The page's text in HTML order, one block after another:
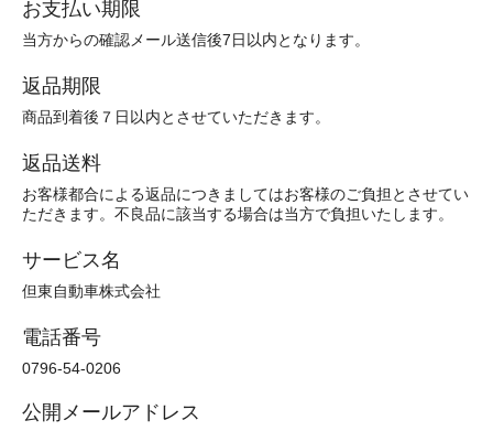
お支払い期限
当方からの確認メール送信後7日以内となります。
返品期限
商品到着後７日以内とさせていただきます。
返品送料
お客様都合による返品につきましてはお客様のご負担とさせてい
ただきます。不良品に該当する場合は当方で負担いたします。
サービス名
但東自動車株式会社
電話番号
0796-54-0206
公開メールアドレス